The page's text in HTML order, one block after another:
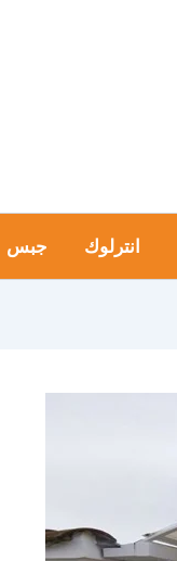
انترلوك جبس